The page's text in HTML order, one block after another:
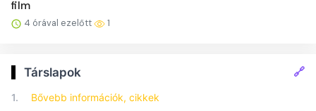
film
4 órával ezelőtt 1
Társlapok 🔗
1. Bővebb információk, cikkek